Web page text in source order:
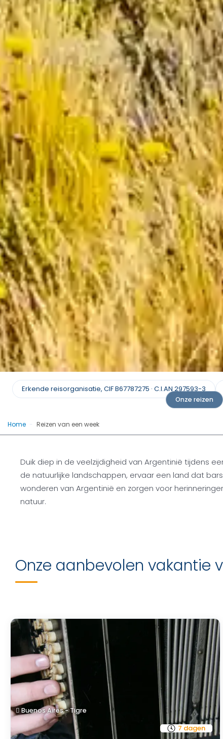
Excursies van een
Argentinië
Argentinië in zeven: Een week vol
Een offerte aanvragen
Onze reizen
Erkende reisorganisatie, CIF B67787275 · C.I.AN 297593-3
Home - Reizen van een week
Duik diep in de veelzijdigheid van Argentinië tijdens
de natuurlijke landschappen, ervaar een land dat
wonderen van Argentinië en zorgen voor
natuur.
Onze aanbevolen vakantie
7 dagen
Buenos Aires - Tigre